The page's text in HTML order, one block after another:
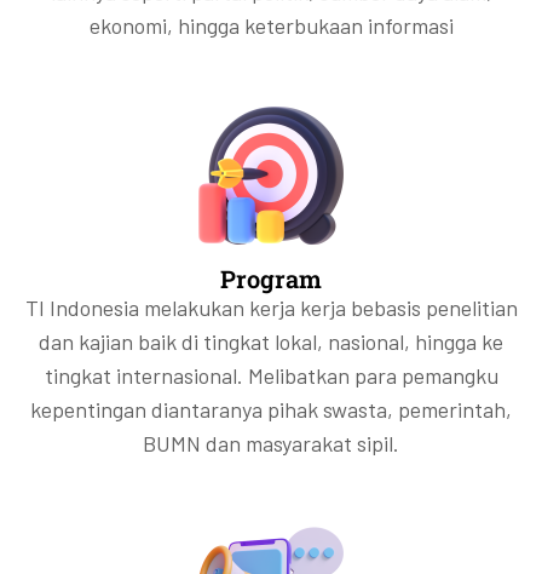
ekonomi, hingga keterbukaan informasi
Program
TI Indonesia melakukan kerja kerja bebasis penelitian
dan kajian baik di tingkat lokal, nasional, hingga ke
tingkat internasional. Melibatkan para pemangku
kepentingan diantaranya pihak swasta, pemerintah,
BUMN dan masyarakat sipil.